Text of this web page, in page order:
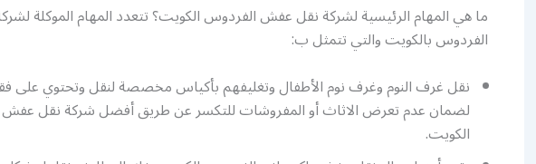
ما هي المهام الرئيسية لشركة نقل عفش الفردوس الكويت؟ تتعدد المهام الموكلة
الفردوس بالكويت والتي تتمثل ب:
نقل غرف النوم وغرف نوم الأطفال وتغليفهم بأكياس مخصصة لنقل وتحتوي على
لضمان عدم تعرض الاثاث أو المفروشات للتكسر عن طريق أفضل شركة نقل
الكويت.